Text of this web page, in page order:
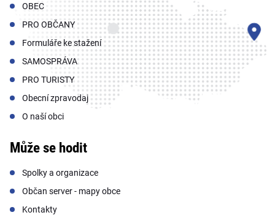
OBEC
PRO OBČANY
Formuláře ke stažení
SAMOSPRÁVA
PRO TURISTY
Obecní zpravodaj
O naší obci
Může se hodit
Spolky a organizace
Občan server - mapy obce
Kontakty